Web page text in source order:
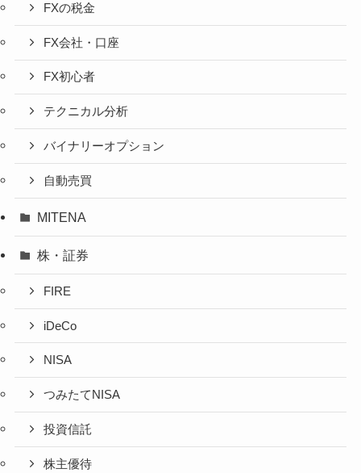
FXの税金
FX会社・口座
FX初心者
テクニカル分析
バイナリーオプション
自動売買
MITENA
株・証券
FIRE
iDeCo
NISA
つみたてNISA
投資信託
株主優待